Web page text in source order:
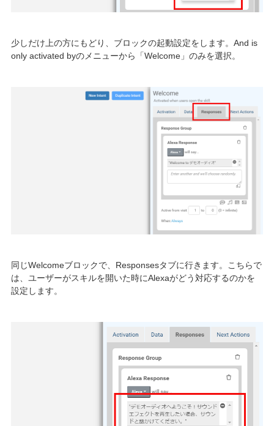
少しだけ上の方にもどり、ブロックの起動設定をします。And is
only activated byのメニューから「Welcome」のみを選択。
同じWelcomeブロックで、Responsesタブに行きます。こちらで
は、ユーザーがスキルを開いた時にAlexaがどう対応するのかを
設定します。